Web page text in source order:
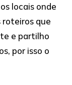
locais onde
roteiros que
e partilho
por isso o